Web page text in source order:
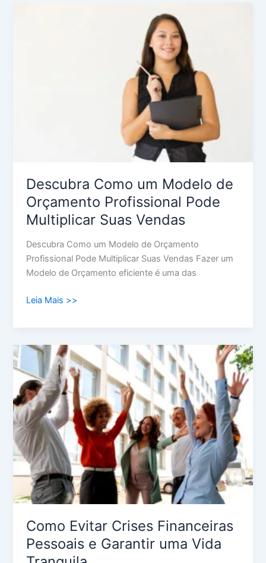
Descubra Como um Modelo de
Orçamento Profissional Pode
Multiplicar Suas Vendas
Descubra Como um Modelo de Orçamento
Profissional Pode Multiplicar Suas Vendas Fazer um
Modelo de Orçamento eficiente é uma das
Leia Mais >>
Como Evitar Crises Financeiras
Pessoais e Garantir uma Vida
Como
Evitar
Crises
Financeiras
Pessoais
e
Garantir
uma
Vida
Tranquila